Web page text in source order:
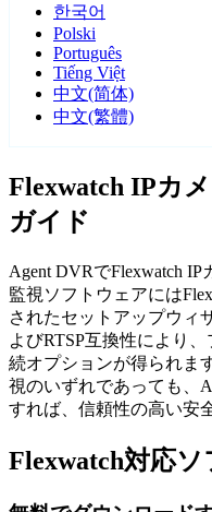
한국어
Polski
Português
Tiếng Việt
中文(简体)
中文(繁體)
Flexwatch IPカ
ガイド
Agent DVRでFlexwatch
監視ソフトウェアには
されたセットアップウィ
よびRTSP互換性により
続オプションが得られま
視のいずれであっても、
すれば、信頼性の高い安
Flexwatch対応